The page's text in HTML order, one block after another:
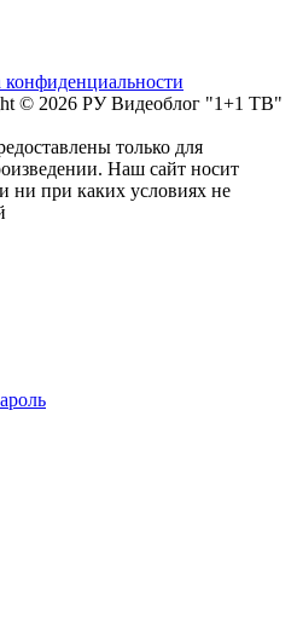
© 2026 РУ Видеоблог "1+1 ТВ"
только для
Наш сайт носит
ни при каких условиях не